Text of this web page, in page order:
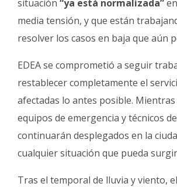
situación “ya está normalizada”
media tensión, y que están
resolver los casos en baja que aún
EDEA se comprometió a seguir
restablecer completamente el
afectadas lo antes posible.
equipos de emergencia y técnicos
continuarán desplegados en la
cualquier situación que pueda
Tras el temporal de lluvia y viento,